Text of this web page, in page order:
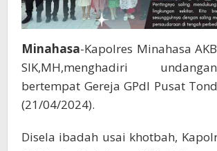
Minahasa-Kapolres Minahasa
SIK,MH,menghadiri
bertempat Gereja GPdI Pusat
(21/04/2024).
Disela ibadah usai khotbah,